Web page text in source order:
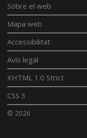
Sobre el web
Mapa web
Accessibilitat
Avís legal
XHTML 1.0 Strict
CSS 3
© 2026